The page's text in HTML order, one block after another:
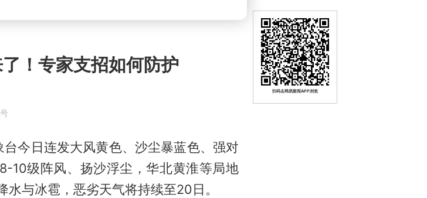
！专家支招如何防护
今日连发大风黄色、沙尘暴蓝色、强对
10级阵风、扬沙浮尘，华北黄淮等局地
与冰雹，恶劣天气将持续至20日。
扫码去网易新闻APP浏览